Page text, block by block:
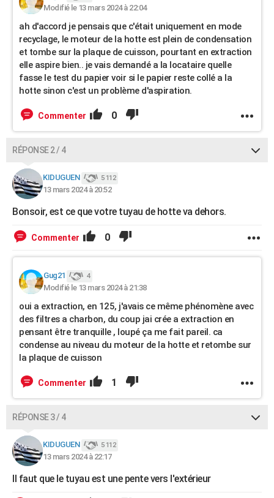
Modifié le 13 mars 2024 à 22:04
ah d'accord je pensais que c'était uniquement en mode
recyclage, le moteur de la hotte est plein de condensation
et tombe sur la plaque de cuisson, pourtant en extraction
elle aspire bien.. je vais demandé a la locataire quelle
fasse le test du papier voir si le papier reste collé a la
hotte sinon c'est un problème d'aspiration.
Commenter 0
RÉPONSE 2 / 4
KIDUGUEN 5 112
13 mars 2024 à 20:52
Bonsoir, est ce que votre tuyau de hotte va dehors.
Commenter 0
Gug21 4
Modifié le 13 mars 2024 à 21:38
oui a extraction, en 125, j'avais ce même phénomène avec
des filtres a charbon, du coup jai crée a extraction en
pensant être tranquille , loupé ça me fait pareil. ca
condense au niveau du moteur de la hotte et retombe sur
la plaque de cuisson
Commenter 1
RÉPONSE 3 / 4
KIDUGUEN 5 112
13 mars 2024 à 22:17
Il faut que le tuyau est une pente vers l'extérieur